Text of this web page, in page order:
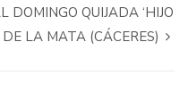
DOMINGO QUIJADA ‘HIJO
LA MATA (CÁCERES)